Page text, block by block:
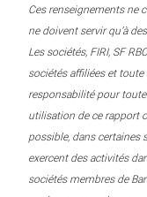
Ces renseignements ne
ne doivent servir qu’à
Les sociétés, FIRI, SF
sociétés affiliées et toute
responsabilité pour
utilisation de ce rapport
possible, dans certaines
exercent des activités
sociétés membres de